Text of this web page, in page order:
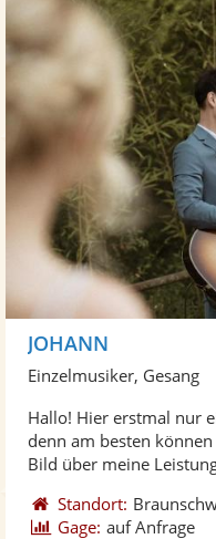
JOHANN
Einzelmusiker, Gesang
Hallo! Hier erstmal nur
denn am besten
Bild über meine
Standort:
Gage: auf Anfrage